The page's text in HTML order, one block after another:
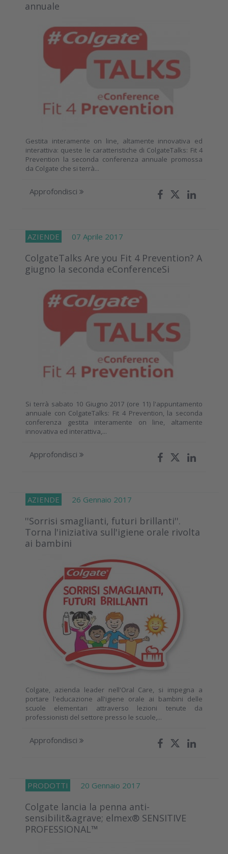
annuale
Gestita interamente on line, altamente innovativa ed
interattiva: queste le caratteristiche di ColgateTalks: Fit 4
Prevention la seconda conferenza annuale promossa
da Colgate che si terrà...
Approfondisci
AZIENDE 07 Aprile 2017
ColgateTalks Are you Fit 4 Prevention? A
giugno la seconda eConferenceSi
Si terrà sabato 10 Giugno 2017 (ore 11) l'appuntamento
annuale con ColgateTalks: Fit 4 Prevention, la seconda
conferenza gestita interamente on line, altamente
innovativa ed interattiva,...
Approfondisci
AZIENDE 26 Gennaio 2017
''Sorrisi smaglianti, futuri brillanti''.
Torna l'iniziativa sull'igiene orale rivolta
ai bambini
Colgate, azienda leader nell'Oral Care, si impegna a
portare l'educazione all'igiene orale ai bambini delle
scuole elementari attraverso lezioni tenute da
professionisti del settore presso le scuole,...
Approfondisci
PRODOTTI 20 Gennaio 2017
Colgate lancia la penna anti-
sensibilit&agrave; elmex® SENSITIVE
PROFESSIONAL™